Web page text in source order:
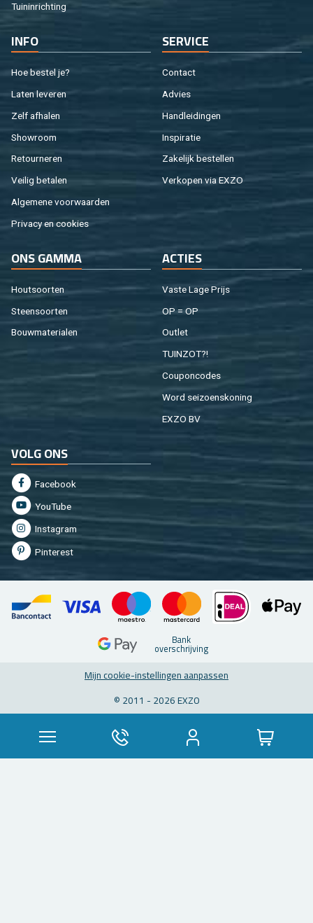
Tuin­in­rich­ting
INFO
Hoe be­stel je?
Laten le­ve­ren
Zelf af­ha­len
Show­room
Re­tour­ne­ren
Vei­lig be­ta­len
Al­ge­me­ne voor­waar­den
Pri­va­cy en coo­kies
SER­VI­CE
Con­tact
Ad­vies
Hand­lei­din­gen
In­spi­ra­tie
Za­ke­lijk be­stel­len
Ver­ko­pen via EXZO
ONS GAMMA
Hout­soor­ten
Steen­soor­ten
Bouw­ma­te­ri­a­len
AC­TIES
Vaste Lage Prijs
OP = OP
Out­let
TUIN­ZOT?!
Cou­pon­co­des
Word sei­zoens­ko­ning
EXZO BV
VOLG ONS
Fa­cebook
You­Tu­be
In­st­agram
Pin­te­rest
Bank
over­schrij­ving
Mijn coo­kie-in­stel­lin­gen aan­pas­sen
© 2011 - 2026 EXZO